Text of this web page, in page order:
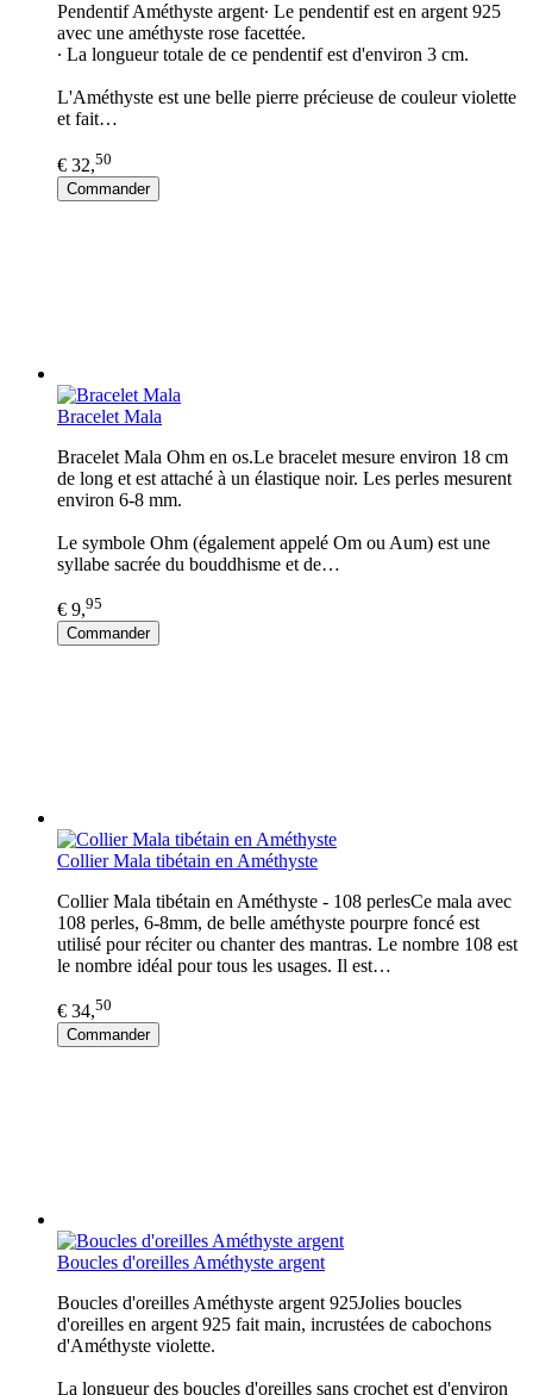
Pendentif Améthyste argent∙ Le pendentif est en argent 925
avec une améthyste rose facettée.
∙ La longueur totale de ce pendentif est d'environ 3 cm.
L'Améthyste est une belle pierre précieuse de couleur violette
et fait…
€ 32,50
Commander
Bracelet Mala
Bracelet Mala Ohm en os.Le bracelet mesure environ 18 cm
de long et est attaché à un élastique noir. Les perles mesurent
environ 6-8 mm.
Le symbole Ohm (également appelé Om ou Aum) est une
syllabe sacrée du bouddhisme et de…
€ 9,95
Commander
Collier Mala tibétain en Améthyste
Collier Mala tibétain en Améthyste - 108 perlesCe mala avec
108 perles, 6-8mm, de belle améthyste pourpre foncé est
utilisé pour réciter ou chanter des mantras. Le nombre 108 est
le nombre idéal pour tous les usages. Il est…
€ 34,50
Commander
Boucles d'oreilles Améthyste argent
Boucles d'oreilles Améthyste argent 925Jolies boucles
d'oreilles en argent 925 fait main, incrustées de cabochons
d'Améthyste violette.
La longueur des boucles d'oreilles sans crochet est d'environ